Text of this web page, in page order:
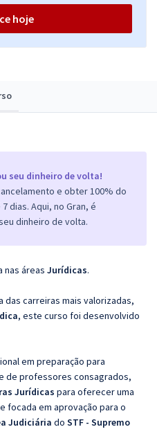
seu dinheiro de volta!
e obter 100% do
dias. Aqui, no Gran, é
dinheiro de volta.
nas áreas Jurídicas.
das carreiras mais valorizadas,
, este curso foi desenvolvido
em preparação para
de professores consagrados,
Jurídicas para oferecer uma
focada em aprovação para o
Judiciária do STF - Supremo
hoje